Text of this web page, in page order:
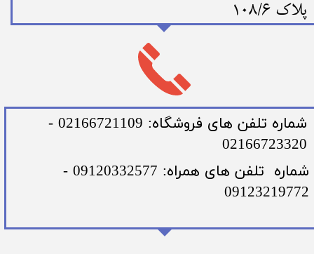
پلاک 108/6
​شماره تلفن های فروشگاه: 02166721109 -
02166723320
​شماره تلفن های همراه: 09120332577 -
09123219772